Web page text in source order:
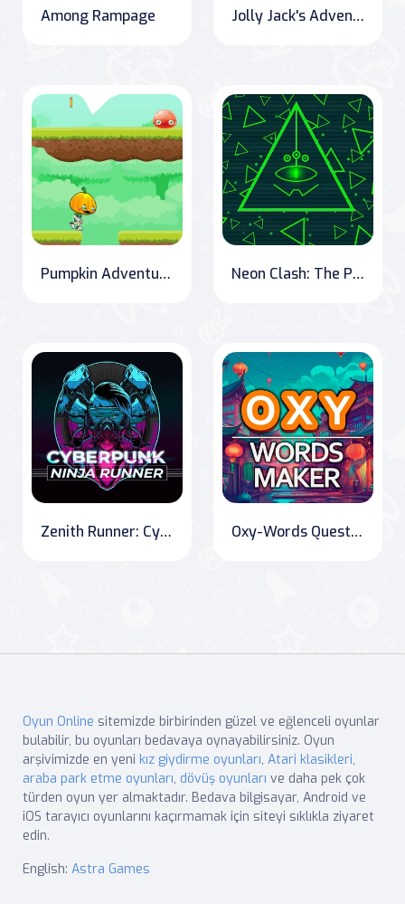
Among Rampage Jolly Jack's Adventure: The Bombing Pirate
Pumpkin Adventure: Conquer the Kingdom Neon Clash: The Pixel Escape
Zenith Runner: Cyber-Parkour Edition Oxy-Words Quest: A Journey of Illusions and Magic
Oyun Online sitemizde birbirinden güzel ve eğlenceli oyunlar
bulabilir, bu oyunları bedavaya oynayabilirsiniz. Oyun
arşivimizde en yeni kız giydirme oyunları, Atari klasikleri,
araba park etme oyunları, dövüş oyunları ve daha pek çok
türden oyun yer almaktadır. Bedava bilgisayar, Android ve
iOS tarayıcı oyunlarını kaçırmamak için siteyi sıklıkla ziyaret
edin.
English: Astra Games